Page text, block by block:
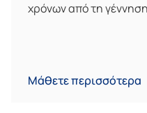
χρόνων από τη
Μάθετε περισσότερα